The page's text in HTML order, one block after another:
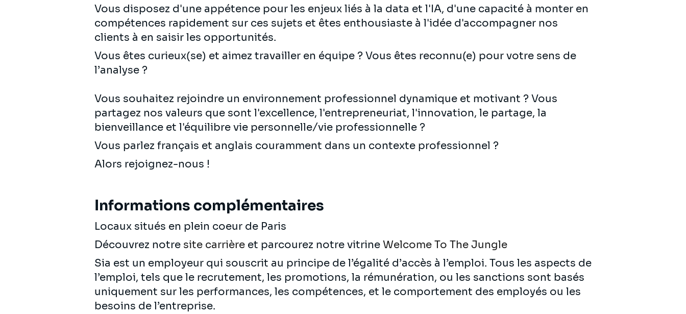
Vous disposez d'une appétence pour les enjeux liés à la data et l'IA, d'une capacité à monter en
compétences rapidement sur ces sujets et êtes enthousiaste à l'idée d'accompagner nos
clients à en saisir les opportunités.
Vous êtes curieux(se) et aimez travailler en équipe ? Vous êtes reconnu(e) pour votre sens de
l’analyse ?
Vous souhaitez rejoindre un environnement professionnel dynamique et motivant ? Vous
partagez nos valeurs que sont l'excellence, l'entrepreneuriat, l'innovation, le partage, la
bienveillance et l'équilibre vie personnelle/vie professionnelle ?
Vous parlez français et anglais couramment dans un contexte professionnel ?
Alors rejoignez-nous !
Informations complémentaires
Locaux situés en plein coeur de Paris
Découvrez notre site carrière et parcourez notre vitrine Welcome To The Jungle
Sia est un employeur qui souscrit au principe de l’égalité d’accès à l’emploi. Tous les aspects de
l’emploi, tels que le recrutement, les promotions, la rémunération, ou les sanctions sont basés
uniquement sur les performances, les compétences, et le comportement des employés ou les
besoins de l’entreprise.